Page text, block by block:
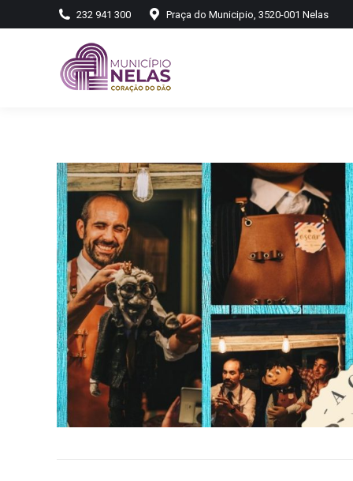
232 941 300 Praça do Municipio, 3520-001 Nelas